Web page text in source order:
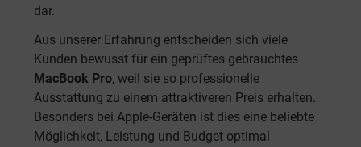
dar.
Aus unserer Erfahrung entscheiden sich viele
Kunden bewusst für ein geprüftes gebrauchtes
MacBook Pro, weil sie so professionelle
Ausstattung zu einem attraktiveren Preis erhalten.
Besonders bei Apple-Geräten ist dies eine beliebte
Möglichkeit, Leistung und Budget optimal